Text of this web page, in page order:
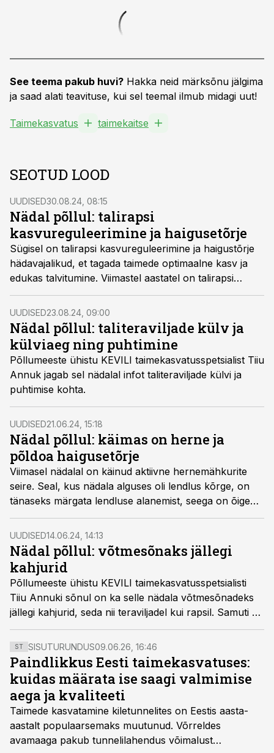
See teema pakub huvi? Hakka neid märksõnu jälgima
ja saad alati teavituse, kui sel teemal ilmub midagi uut!
Taimekasvatus taimekaitse
SEOTUD LOOD
UUDISED30.08.24, 08:15
Nädal põllul: talirapsi
kasvureguleerimine ja haigusetõrje
Sügisel on talirapsi kasvureguleerimine ja haigustõrje
hädavajalikud, et tagada taimede optimaalne kasv ja
edukas talvitumine. Viimastel aastatel on talirapsi
külvamise aeg nihkunud varasemaks, et raps jõuaks
talvitumiseks sobivasse kasvufaasi.
UUDISED23.08.24, 09:00
Nädal põllul: taliteraviljade külv ja
külviaeg ning puhtimine
Põllumeeste ühistu KEVILI taimekasvatusspetsialist Tiiu
Annuk jagab sel nädalal infot taliteraviljade külvi ja
puhtimise kohta.
UUDISED21.06.24, 15:18
Nädal põllul: käimas on herne ja
põldoa haigusetõrje
Viimasel nädalal on käinud aktiivne hernemähkurite
seire. Seal, kus nädala alguses oli lendlus kõrge, on
tänaseks märgata lendluse alanemist, seega on õige
aeg esimene tõrje teha.
UUDISED14.06.24, 14:13
Nädal põllul: võtmesõnaks jällegi
kahjurid
Põllumeeste ühistu KEVILI taimekasvatusspetsialisti
Tiiu Annuki sõnul on ka selle nädala võtmesõnadeks
jällegi kahjurid, seda nii teraviljadel kui rapsil. Samuti on
nakatunud erinevad taimehaigused, eelkõige
teraviljadel.
ST SISUTURUNDUS09.06.26, 16:46
Paindlikkus Eesti taimekasvatuses:
kuidas määrata ise saagi valmimise
aega ja kvaliteeti
Taimede kasvatamine kiletunnelites on Eestis aasta-
aastalt populaarsemaks muutunud. Võrreldes
avamaaga pakub tunnelilahendus võimalust